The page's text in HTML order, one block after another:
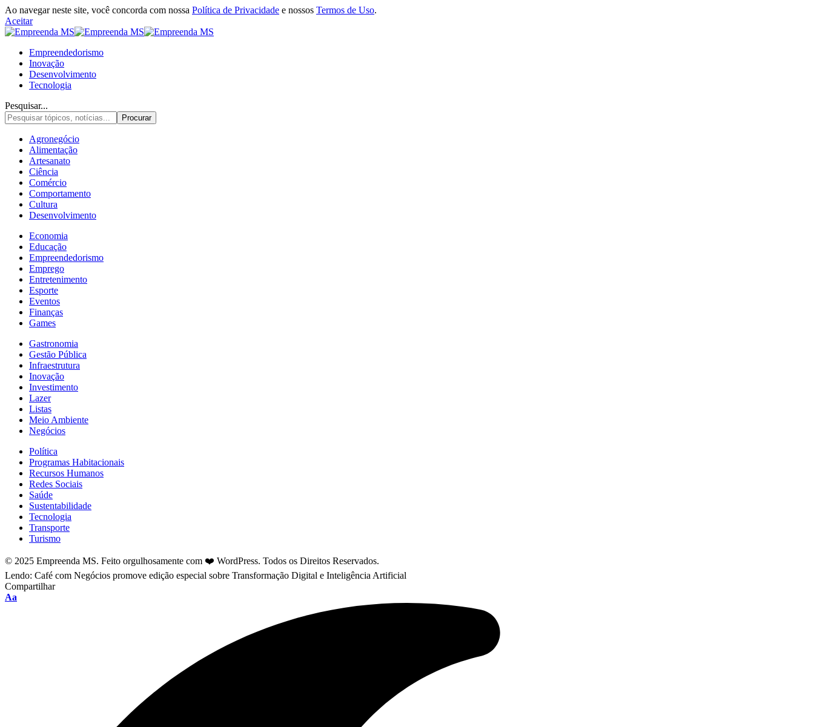
Ao navegar neste site, você concorda com nossa Política de Privacidade e nossos Termos de Uso.
Aceitar
Empreendedorismo
Inovação
Desenvolvimento
Tecnologia
Pesquisar...
Agronegócio
Alimentação
Artesanato
Ciência
Comércio
Comportamento
Cultura
Desenvolvimento
Economia
Educação
Empreendedorismo
Emprego
Entretenimento
Esporte
Eventos
Finanças
Games
Gastronomia
Gestão Pública
Infraestrutura
Inovação
Investimento
Lazer
Listas
Meio Ambiente
Negócios
Política
Programas Habitacionais
Recursos Humanos
Redes Sociais
Saúde
Sustentabilidade
Tecnologia
Transporte
Turismo
© 2025 Empreenda MS. Feito orgulhosamente com ❤️ WordPress. Todos os Direitos Reservados.
Lendo: Café com Negócios promove edição especial sobre Transformação Digital e Inteligência Artificial
Compartilhar
Font
Aa